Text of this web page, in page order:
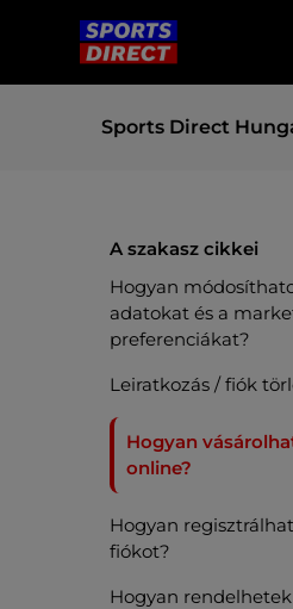
Sports Direct
A szakasz cikkei
Hogyan
adatokat és a
preferenciákat?
Leiratkozás / fiók
Hogyan
online?
Hogyan
fiókot?
Hogyan